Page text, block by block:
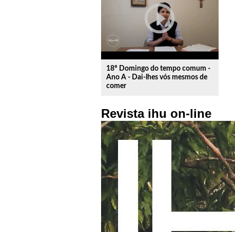
play_circle_outline
18º Domingo do tempo comum -
Ano A - Dai-lhes vós mesmos de
comer
Revista ihu on-line